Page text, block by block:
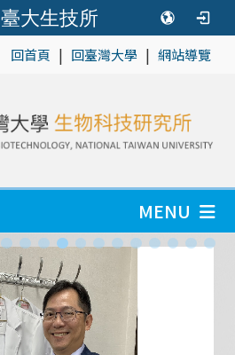
臺大生技所
回首頁 | 回臺灣大學 | 網站導覽
MENU